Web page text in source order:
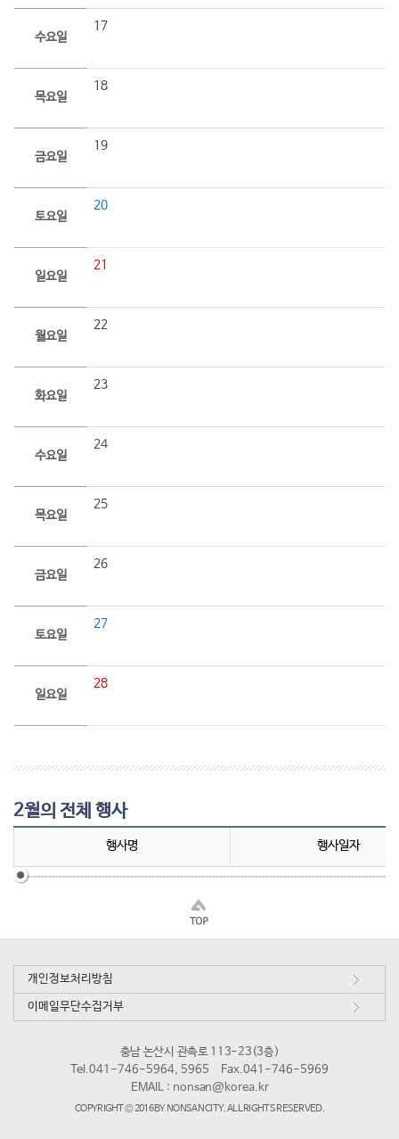
수요일
17
목요일
18
금요일
19
토요일
20
일요일
21
월요일
22
화요일
23
수요일
24
목요일
25
금요일
26
토요일
27
일요일
28
2월의 전체 행사
행사명 행사일자
개인정보처리방침
이메일무단수집거부
충남 논산시 관촉로 113-23(3층)
Tel.041-746-5964, 5965
Fax.041-746-5969
EMAIL : nonsan@korea.kr
COPYRIGHT © 2016 BY NONSAN CITY. ALL RIGHTS RESERVED.